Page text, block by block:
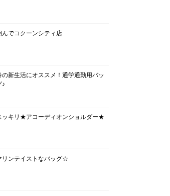
んでコクーンシティ店
の新生活にオススメ！通学通勤用バッ
♪
ッキリ★アコーディオンショルダー★
リンテイストなバッグ☆